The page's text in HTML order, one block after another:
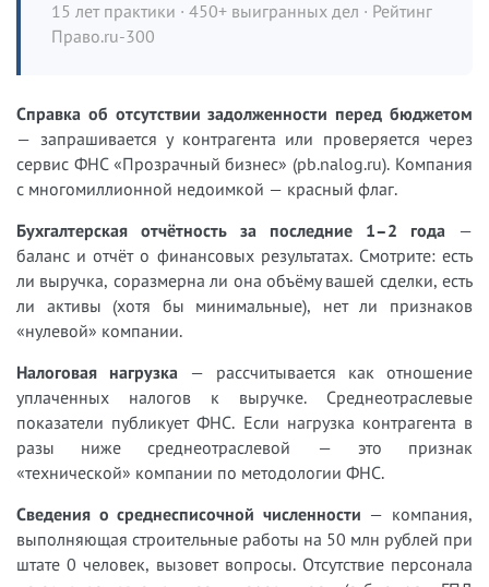
15 лет практики · 450+ выигранных дел · Рейтинг
Право.ru-300
Справка об отсутствии задолженности перед бюджетом
— запрашивается у контрагента или проверяется через
сервис ФНС «Прозрачный бизнес» (pb.nalog.ru). Компания
с многомиллионной недоимкой — красный флаг.
Бухгалтерская отчётность за последние 1–2 года —
баланс и отчёт о финансовых результатах. Смотрите: есть
ли выручка, соразмерна ли она объёму вашей сделки, есть
ли активы (хотя бы минимальные), нет ли признаков
«нулевой» компании.
Налоговая нагрузка — рассчитывается как отношение
уплаченных налогов к выручке. Среднеотраслевые
показатели публикует ФНС. Если нагрузка контрагента в
разы ниже среднеотраслевой — это признак
«технической» компании по методологии ФНС.
Сведения о среднесписочной численности — компания,
выполняющая строительные работы на 50 млн рублей при
штате 0 человек, вызовет вопросы. Отсутствие персонала